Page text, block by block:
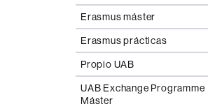
Erasmus máster
Erasmus prácticas
Propio UAB
UAB Exchange Programme
Máster